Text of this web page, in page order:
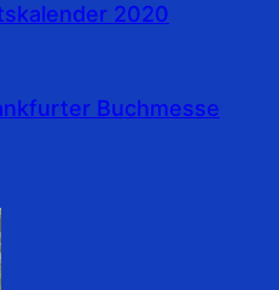
2020
Buchmesse